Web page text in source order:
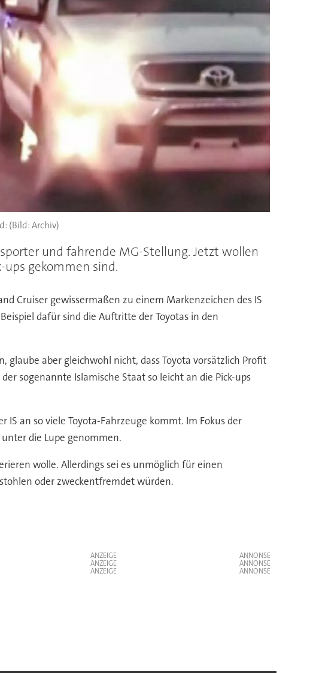
(Bild: Archiv)
und fahrende MG-Stellung. Jetzt wollen
ups gekommen sind.
Cruiser gewissermaßen zu einem Markenzeichen des IS
dafür sind die Auftritte der Toyotas in den
glaube aber gleichwohl nicht, dass Toyota vorsätzlich Profit
sogenannte Islamische Staat so leicht an die Pick-ups
an so viele Toyota-Fahrzeuge kommt. Im Fokus der
die Lupe genommen.
wolle. Allerdings sei es unmöglich für einen
oder zweckentfremdet würden.
ANZEIGE
ANZEIGE
ANZEIGE